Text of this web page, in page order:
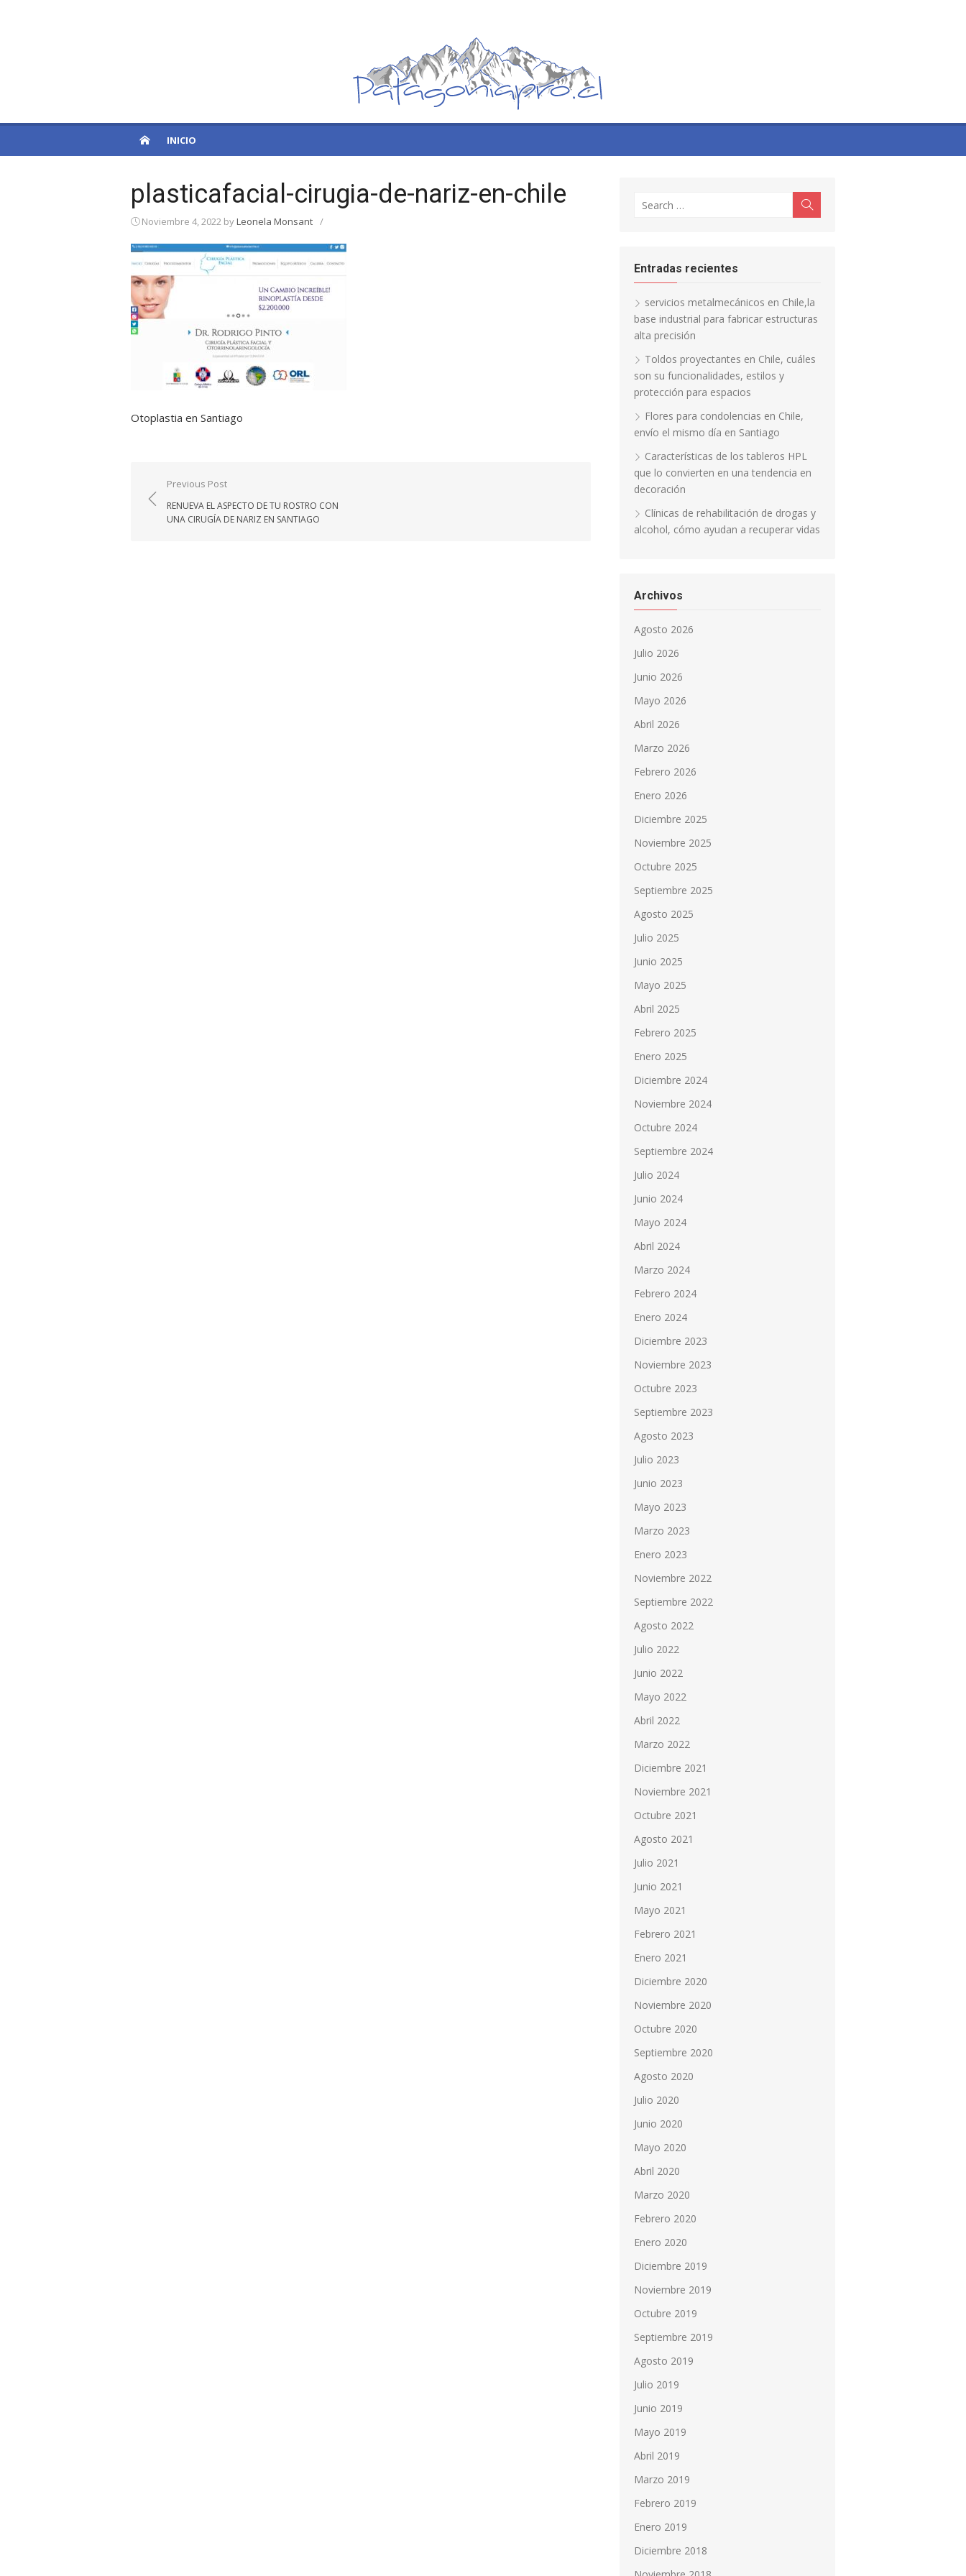
INICIO
plasticafacial-cirugia-de-nariz-en-chile
Noviembre 4, 2022 byLeonela Monsant /
Otoplastia en Santiago
Navegación
de
entradas
Previous Post
RENUEVA EL ASPECTO DE TU ROSTRO CON
UNA CIRUGÍA DE NARIZ EN SANTIAGO
for:
Entradas recientes
servicios metalmecánicos en Chile,la
base industrial para fabricar estructuras
alta precisión
Toldos proyectantes en Chile, cuáles
son su funcionalidades, estilos y
protección para espacios
Flores para condolencias en Chile,
envío el mismo día en Santiago
Características de los tableros HPL
que lo convierten en una tendencia en
decoración
Clínicas de rehabilitación de drogas y
alcohol, cómo ayudan a recuperar vidas
Archivos
Agosto 2026
Julio 2026
Junio 2026
Mayo 2026
Abril 2026
Marzo 2026
Febrero 2026
Enero 2026
Diciembre 2025
Noviembre 2025
Octubre 2025
Septiembre 2025
Agosto 2025
Julio 2025
Junio 2025
Mayo 2025
Abril 2025
Febrero 2025
Enero 2025
Diciembre 2024
Noviembre 2024
Octubre 2024
Septiembre 2024
Julio 2024
Junio 2024
Mayo 2024
Abril 2024
Marzo 2024
Febrero 2024
Enero 2024
Diciembre 2023
Noviembre 2023
Octubre 2023
Septiembre 2023
Agosto 2023
Julio 2023
Junio 2023
Mayo 2023
Marzo 2023
Enero 2023
Noviembre 2022
Septiembre 2022
Agosto 2022
Julio 2022
Junio 2022
Mayo 2022
Abril 2022
Marzo 2022
Diciembre 2021
Noviembre 2021
Octubre 2021
Agosto 2021
Julio 2021
Junio 2021
Mayo 2021
Febrero 2021
Enero 2021
Diciembre 2020
Noviembre 2020
Octubre 2020
Septiembre 2020
Agosto 2020
Julio 2020
Junio 2020
Mayo 2020
Abril 2020
Marzo 2020
Febrero 2020
Enero 2020
Diciembre 2019
Noviembre 2019
Octubre 2019
Septiembre 2019
Agosto 2019
Julio 2019
Junio 2019
Mayo 2019
Abril 2019
Marzo 2019
Febrero 2019
Enero 2019
Diciembre 2018